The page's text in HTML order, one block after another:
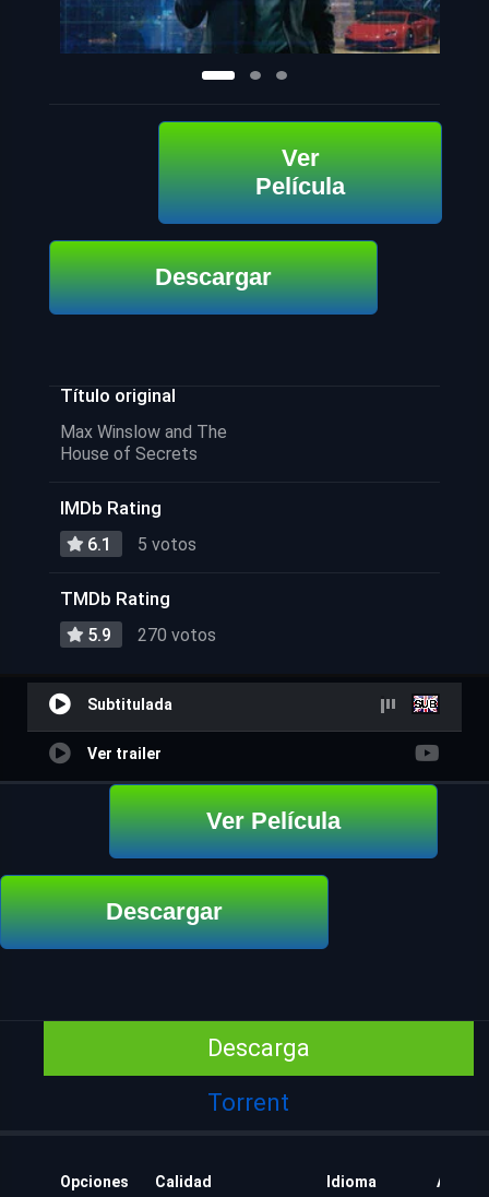
Ver
Película
Descargar
Título original
Max Winslow and The
House of Secrets
IMDb Rating
6.1 5 votos
TMDb Rating
5.9 270 votos
Subtitulada
Ver trailer
Ver Película
Descargar
Descarga
Torrent
Opciones Calidad Idioma